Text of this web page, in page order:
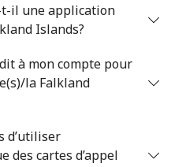
t-il une application
Islands?
à mon compte pour
la Falkland
d’utiliser
des cartes d’appel